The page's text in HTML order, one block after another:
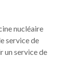
nucléaire
service de
un service de